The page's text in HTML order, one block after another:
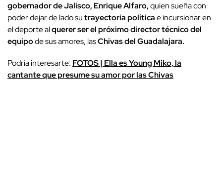
gobernador de Jalisco, Enrique Alfaro,quien sueña con
poder dejar de lado sutrayectoria políticae incursionar en
el deporte alquerer ser el próximo director técnico del
equipode sus amores, lasChivas del Guadalajara.
Podría interesarte: FOTOS | Ella es Young Miko, la
cantante que presume su amor por las Chivas